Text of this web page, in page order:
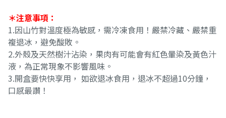
＊注意事項：
1.因山竹對溫度極為敏感，需冷凍食用！嚴禁冷藏、嚴禁重
複退冰，避免酸敗。
2.外殼及天然樹汁沾染，果肉有可能會有紅色暈染及黃色汁
液，為正常現象不影響風味。
3.開盒要快快享用， 如欲退冰食用，退冰不超過10分鐘，
口感最讚！